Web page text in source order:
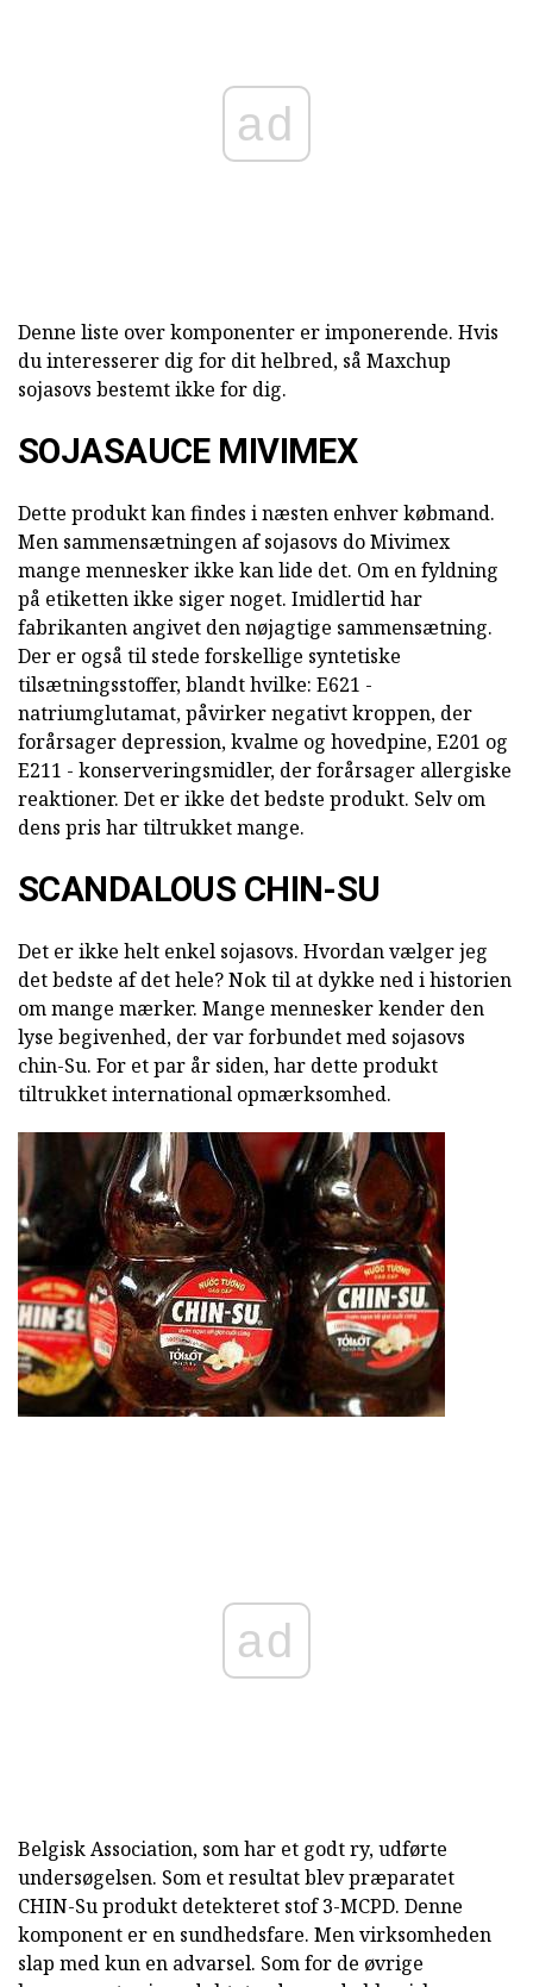
ad
Denne liste over komponenter er imponerende. Hvis
du interesserer dig for dit helbred, så Maxchup
sojasovs bestemt ikke for dig.
SOJASAUCE MIVIMEX
Dette produkt kan findes i næsten enhver købmand.
Men sammensætningen af sojasovs do Mivimex
mange mennesker ikke kan lide det. Om en fyldning
på etiketten ikke siger noget. Imidlertid har
fabrikanten angivet den nøjagtige sammensætning.
Der er også til stede forskellige syntetiske
tilsætningsstoffer, blandt hvilke: E621 -
natriumglutamat, påvirker negativt kroppen, der
forårsager depression, kvalme og hovedpine, E201 og
E211 - konserveringsmidler, der forårsager allergiske
reaktioner. Det er ikke det bedste produkt. Selv om
dens pris har tiltrukket mange.
SCANDALOUS CHIN-SU
Det er ikke helt enkel sojasovs. Hvordan vælger jeg
det bedste af det hele? Nok til at dykke ned i historien
om mange mærker. Mange mennesker kender den
lyse begivenhed, der var forbundet med sojasovs
chin-Su. For et par år siden, har dette produkt
tiltrukket international opmærksomhed.
ad
Belgisk Association, som har et godt ry, udførte
undersøgelsen. Som et resultat blev præparatet
CHIN-Su produkt detekteret stof 3-MCPD. Denne
komponent er en sundhedsfare. Men virksomheden
slap med kun en advarsel. Som for de øvrige